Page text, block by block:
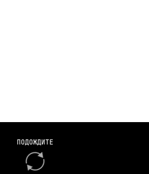
ПОДОЖДИТЕ
с мотором от Porsche?
— Уже не бу-бу-бу? Subaru
youtu.be/thXvfQ7eRUY — Dodge